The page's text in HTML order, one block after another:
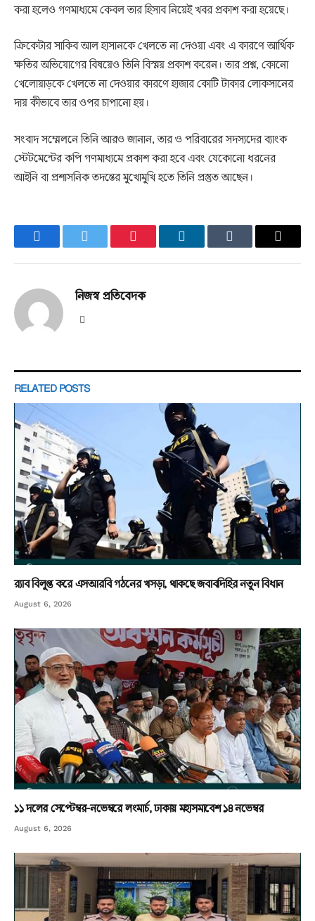
করা হলেও গণমাধ্যমে কেবল তার হিসাব নিয়েই খবর প্রকাশ করা হয়েছে।
ক্রিকেটার সাকিব আল হাসানকে খেলতে না দেওয়া এবং এ কারণে আর্থিক
ক্ষতির অভিযোগের বিষয়েও তিনি বিস্ময় প্রকাশ করেন। তার প্রশ্ন, কোনো
খেলোয়াড়কে খেলতে না দেওয়ার কারণে হাজার কোটি টাকার লোকসানের
দায় কীভাবে তার ওপর চাপানো হয়।
সংবাদ সম্মেলনে তিনি আরও জানান, তার ও পরিবারের সদস্যদের ব্যাংক
স্টেটমেন্টের কপি গণমাধ্যমে প্রকাশ করা হবে এবং যেকোনো ধরনের
আইনি বা প্রশাসনিক তদন্তের মুখোমুখি হতে তিনি প্রস্তুত আছেন।
FacebookTwitter PinterestLinkedInTumblr Email
নিজস্ব প্রতিবেদক
RELATED POSTS
র‌্যাব বিলুপ্ত করে এসআরবি গঠনের খসড়া, থাকছে জবাবদিহির নতুন বিধান
August 6, 2026
১১ দলের সেপ্টেম্বর-নভেম্বরে লংমার্চ, ঢাকায় মহাসমাবেশ ১৪ নভেম্বর
August 6, 2026